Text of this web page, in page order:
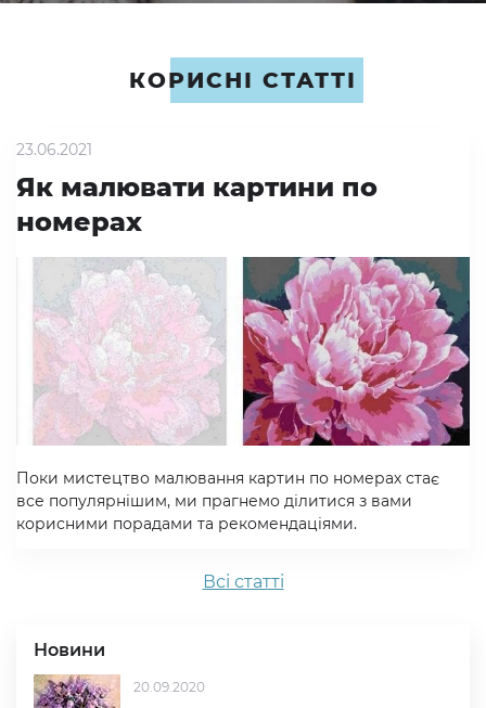
КОРИСНІ СТАТТІ
23.06.2021
Як малювати картини по
номерах
Поки мистецтво малювання картин по номерах стає
все популярнішим, ми прагнемо ділитися з вами
корисними порадами та рекомендаціями.
Всi статтi
Новини
20.09.2020